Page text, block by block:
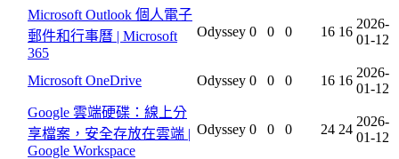
Microsoft Outlook 個人電子
郵件和行事曆 | Microsoft
365
Odyssey 0 0 0 16 16
2026-
01-12
Microsoft OneDrive Odyssey 0 0 0 16 16
2026-
01-12
Google 雲端硬碟：線上分
享檔案，安全存放在雲端 |
Google Workspace
Odyssey 0 0 0 24 24
2026-
01-12